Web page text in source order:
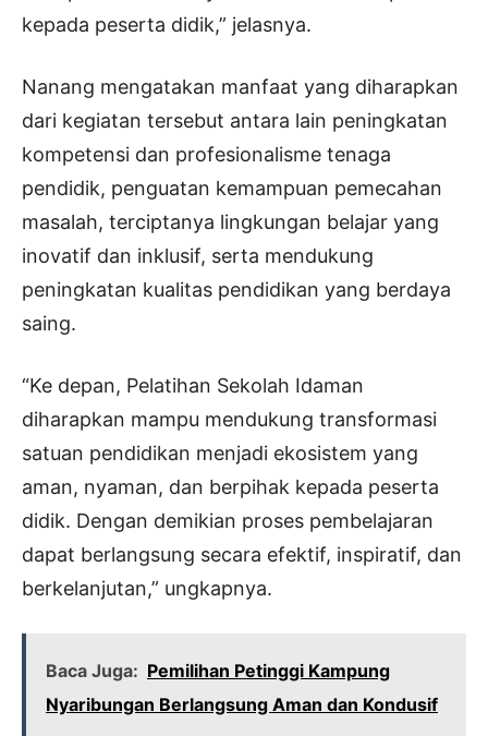
kepada peserta didik,” jelasnya.
Nanang mengatakan manfaat yang diharapkan
dari kegiatan tersebut antara lain peningkatan
kompetensi dan profesionalisme tenaga
pendidik, penguatan kemampuan pemecahan
masalah, terciptanya lingkungan belajar yang
inovatif dan inklusif, serta mendukung
peningkatan kualitas pendidikan yang berdaya
saing.
“Ke depan, Pelatihan Sekolah Idaman
diharapkan mampu mendukung transformasi
satuan pendidikan menjadi ekosistem yang
aman, nyaman, dan berpihak kepada peserta
didik. Dengan demikian proses pembelajaran
dapat berlangsung secara efektif, inspiratif, dan
berkelanjutan,” ungkapnya.
Baca Juga: Pemilihan Petinggi Kampung
Nyaribungan Berlangsung Aman dan Kondusif